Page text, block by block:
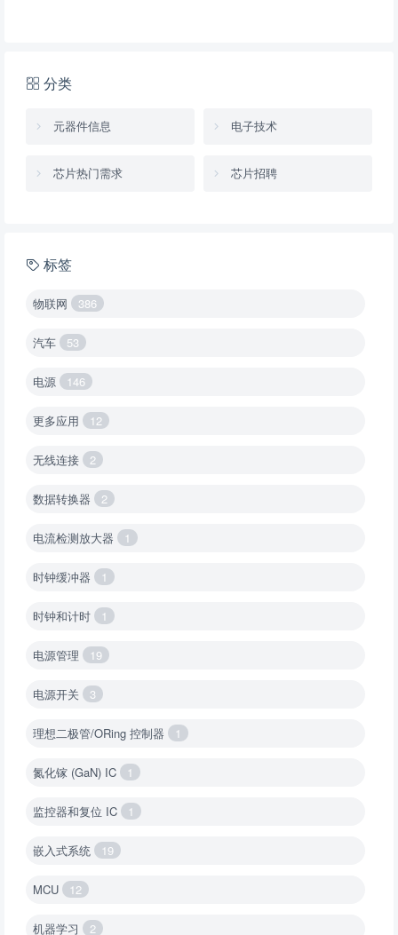
分类
元器件信息 电子技术
芯片热门需求 芯片招聘
标签
物联网 386
汽车 53
电源 146
更多应用 12
无线连接 2
数据转换器 2
电流检测放大器 1
时钟缓冲器 1
时钟和计时 1
电源管理 19
电源开关 3
理想二极管/ORing 控制器 1
氮化镓 (GaN) IC 1
监控器和复位 IC 1
嵌入式系统 19
MCU 12
机器学习 2